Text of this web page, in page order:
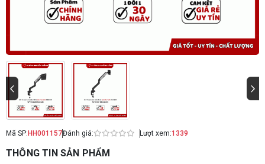
Mã SP: HH001157Đánh giá: Lượt xem:1339
THÔNG TIN SẢN PHẨM